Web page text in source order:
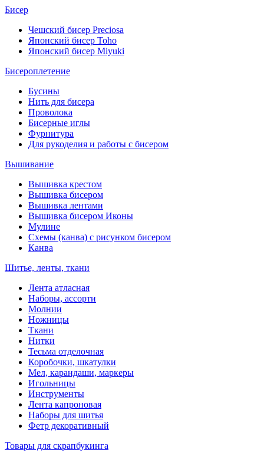
Бисер
Чешский бисер Preciosa
Японский бисер Toho
Японский бисер Miyuki
Бисероплетение
Бусины
Нить для бисера
Проволока
Бисерные иглы
Фурнитура
Для рукоделия и работы с бисером
Вышивание
Вышивка крестом
Вышивка бисером
Вышивка лентами
Вышивка бисером Иконы
Мулине
Схемы (канва) с рисунком бисером
Канва
Шитье, ленты, ткани
Лента атласная
Наборы, ассорти
Молнии
Ножницы
Ткани
Нитки
Тесьма отделочная
Коробочки, шкатулки
Мел, карандаши, маркеры
Игольницы
Инструменты
Лента капроновая
Наборы для шитья
Фетр декоративный
Товары для скрапбукинга